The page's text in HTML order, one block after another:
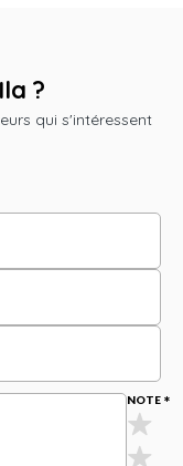
?
qui s'intéressent
NOTE